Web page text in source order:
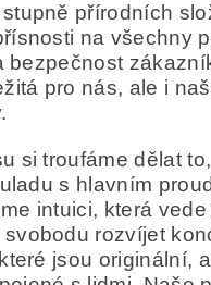
přírodních
na všechny
bezpečnost
pro nás, ale i
si troufáme dělat
s hlavním
intuici, která
svobodu rozvíjet
jsou originální,